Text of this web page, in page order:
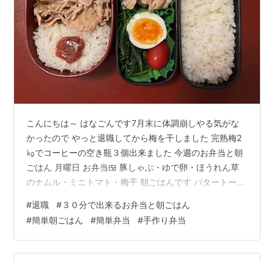
こんにちは～ はなごんです7月末に体調崩しやる気がな
かったので やっと退職してから梅を干しました 完熟梅2
㎏でコーヒーの空き瓶３個出来ました 今週のお弁当と朝
ごはん 月曜日 お弁当🍱 豚しゃぶ・ゆで卵・ほうれん草
のナムル・ミニトマト・梅干 朝ごはんです バタートース
ジュース・手作りヨーグルトにハチミツ・コーヒー 火曜
日 出勤最後の日のお弁当🍱 塩鮭・ゆで卵・人参ラペ・ほ
うれん草のナムル・ミニトマト・梅干 朝ごはんです メロ
ンパン・揚げ茄子と豚肉の生姜スープ・野菜ジュース・
#退職 #３０分で出来るお弁当と朝ごはん
#簡単朝ごはん #簡単弁当 #手作り弁当